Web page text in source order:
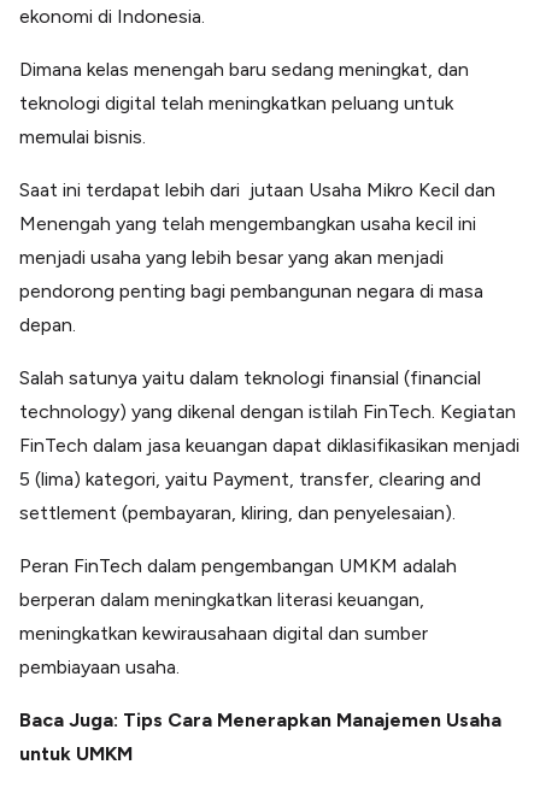
ekonomi di Indonesia.
Dimana kelas menengah baru sedang meningkat, dan
teknologi digital telah meningkatkan peluang untuk
memulai bisnis.
Saat ini terdapat lebih dari jutaan Usaha Mikro Kecil dan
Menengah yang telah mengembangkan usaha kecil ini
menjadi usaha yang lebih besar yang akan menjadi
pendorong penting bagi pembangunan negara di masa
depan.
Salah satunya yaitu dalam teknologi finansial (financial
technology) yang dikenal dengan istilah FinTech. Kegiatan
FinTech dalam jasa keuangan dapat diklasifikasikan menjadi
5 (lima) kategori, yaitu Payment, transfer, clearing and
settlement (pembayaran, kliring, dan penyelesaian).
Peran FinTech dalam pengembangan UMKM adalah
berperan dalam meningkatkan literasi keuangan,
meningkatkan kewirausahaan digital dan sumber
pembiayaan usaha.
Baca Juga: Tips Cara Menerapkan Manajemen Usaha
untuk UMKM